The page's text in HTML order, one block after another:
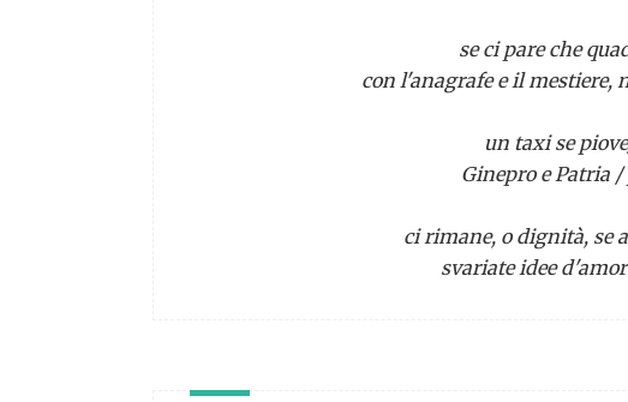
se ci pare che
con l'anagrafe e il mestiere,
un taxi se piove/
Ginepro e Patria /
ci rimane, o dignità, se
svariate idee